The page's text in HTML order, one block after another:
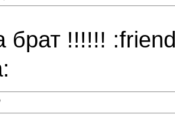
брат !!!!!!